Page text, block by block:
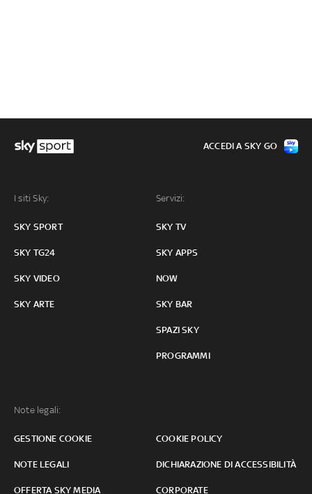
I siti Sky:
SKY SPORT
SKY TG24
SKY VIDEO
SKY ARTE
Servizi:
SKY TV
SKY APPS
NOW
SKY BAR
SPAZI SKY
PROGRAMMI
Note legali:
GESTIONE COOKIE COOKIE POLICY
NOTE LEGALI DICHIARAZIONE DI ACCESSIBILITÀ
OFFERTA SKY MEDIA CORPORATE
ACCEDI A SKY GO